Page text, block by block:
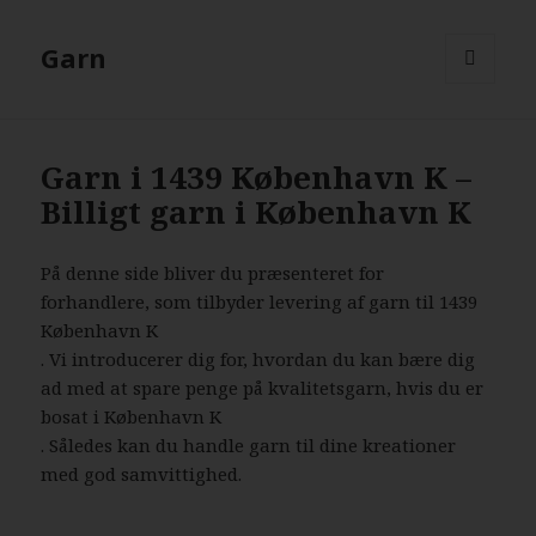
Garn
Garn i 1439 København K –
Billigt garn i København K
På denne side bliver du præsenteret for
forhandlere, som tilbyder levering af garn til 1439
København K
. Vi introducerer dig for, hvordan du kan bære dig
ad med at spare penge på kvalitetsgarn, hvis du er
bosat i København K
. Således kan du handle garn til dine kreationer
med god samvittighed.